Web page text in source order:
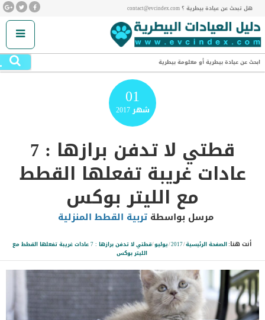
هل تبحث عن عيادة بيطرية ؟ contact@evcindex.com
ابحث عن عيادة بيطرية أو معلومة بيطرية
01
شهر2017
قطتي لا تدفن برازها : 7
عادات غريبة تفعلها القطط
مع الليتر بوكس
مرسل بواسطةتربية القطط المنزلية
أنت هنا:الصفحة الرئيسية/
2017
/يوليو/
قطتي لا تدفن برازها : 7 عادات غريبة تفعلها القطط مع
الليتر بوكس